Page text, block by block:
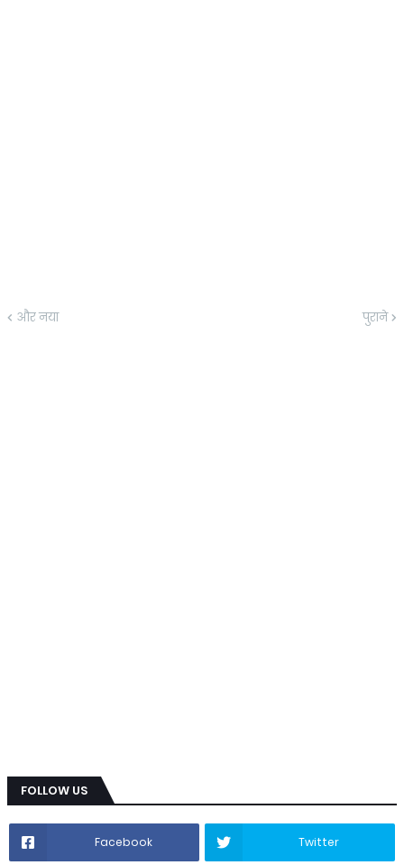
और नया पुराने
FOLLOW US
Facebook Twitter